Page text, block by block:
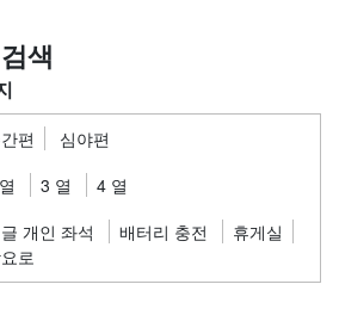
색
편
심야편
3 열 4 열
개인 좌석 배터리 충전
휴게실
로